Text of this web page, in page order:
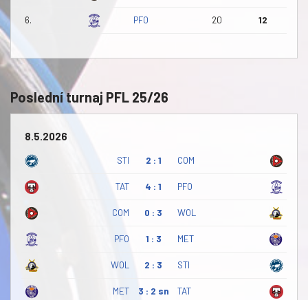
6. PFO 20 12
Poslední turnaj PFL 25/26
8.5.2026
STI 2 : 1 COM
TAT 4 : 1 PFO
COM 0 : 3 WOL
PFO 1 : 3 MET
WOL 2 : 3 STI
MET 3 : 2 sn TAT